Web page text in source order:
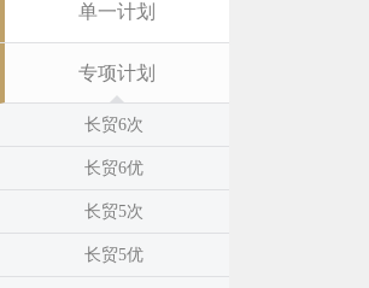
单一计划
专项计划
长贸6次
长贸6优
长贸5次
长贸5优